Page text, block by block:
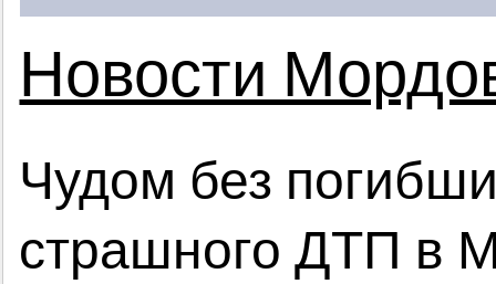
Новости
Чудом без
страшного ДТП в